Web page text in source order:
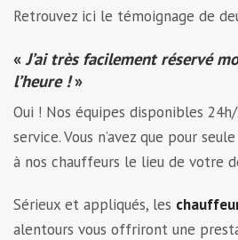
Retrouvez ici le témoignage de
«J’ai très facilement réservé
l’heure !»
Oui ! Nos équipes disponibles
service. Vous n’avez que pour
à nos chauffeurs le lieu de votre
Sérieux et appliqués, les
alentours vous offriront une